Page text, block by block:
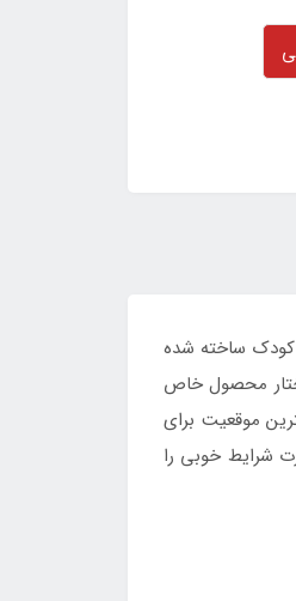
کودک ساخته شده
محصول خاص
موقعیت برای
شرایط خوبی را